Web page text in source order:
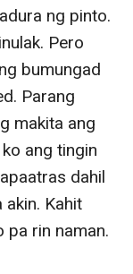
ng pinto.
Pero
bumungad
Parang
makita ang
ang tingin
dahil
akin. Kahit
pa rin naman.